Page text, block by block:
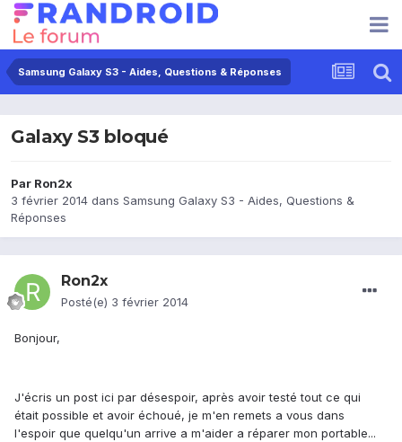
Samsung Galaxy S3 - Aides, Questions & Réponses
Galaxy S3 bloqué
Par Ron2x
3 février 2014 dans Samsung Galaxy S3 - Aides, Questions &
Réponses
Ron2x
Posté(e) 3 février 2014
Bonjour,
J'écris un post ici par désespoir, après avoir testé tout ce qui
était possible et avoir échoué, je m'en remets a vous dans
l'espoir que quelqu'un arrive a m'aider a réparer mon portable...